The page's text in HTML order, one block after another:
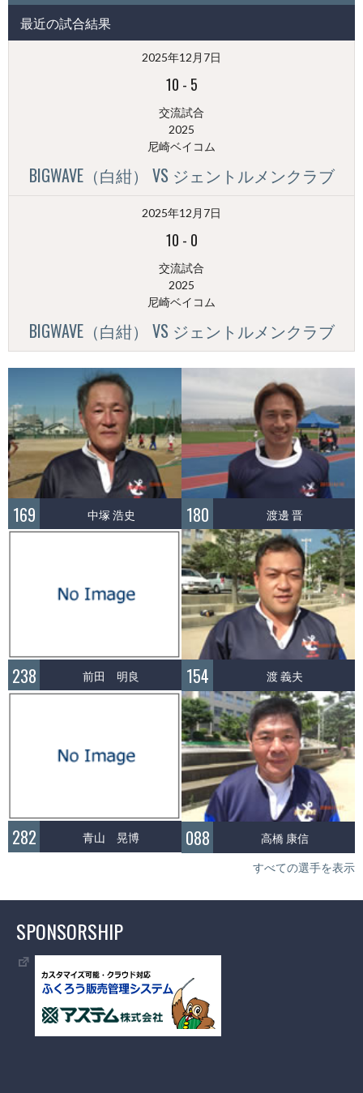
投
（月
最近の試合結果
2025年12月7日
10 - 5
交流試合
2025
尼崎ベイコム
BIGWAVE（白紺） VS ジェントルメンクラブ
2025年12月7日
10 - 0
交流試合
2025
尼崎ベイコム
BIGWAVE（白紺） VS ジェントルメンクラブ
169 中塚 浩史 180 渡邊 晋
238 前田 明良 154 渡 義夫
282 青山 晃博 088 高橋 康信
すべての選手を表示
SPONSORSHIP